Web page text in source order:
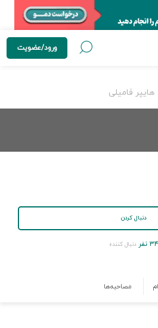
ورود/عضویت
هایپر فامیلی
دنبال کردن
۳۴ نفر دنبال کننده
مصاحبه‌ها